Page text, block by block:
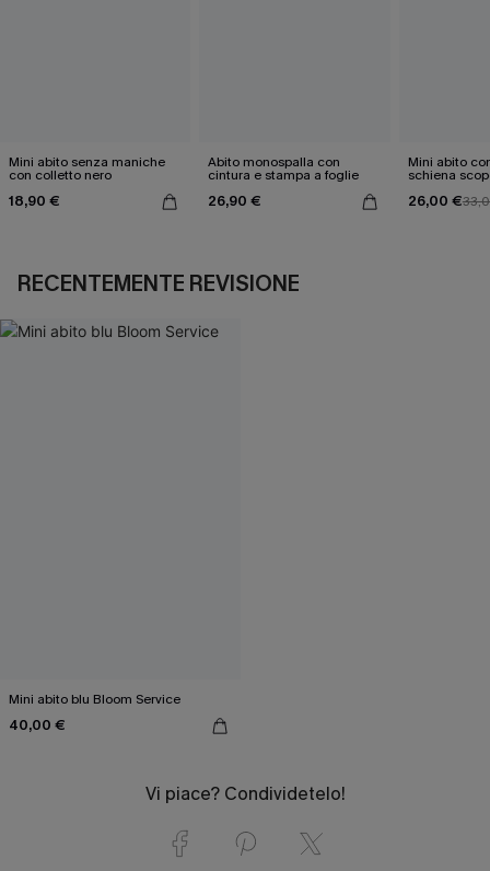
Mini abito senza maniche
con colletto nero
18,90 €
Abito monospalla con
cintura e stampa a foglie
26,90 €
Mini abito
schiena
26,00 €
RECENTEMENTE REVISIONE
Mini abito blu Bloom Service
40,00 €
Vi piace? Condividetelo!